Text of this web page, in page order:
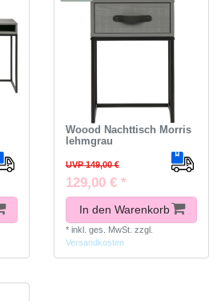
Woood Nachttisch Morris
lehmgrau
UVP 149,00 €
129,00 € *
In den Warenkorb
* inkl. ges. MwSt. zzgl.
Versandkosten